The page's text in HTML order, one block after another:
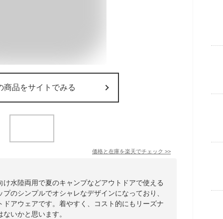
商品をサイトでみる
価格と在庫を楽天でチェック >>
水陸両用で夏のキャンプなどアウトドアで使える
のシンプルでオシャレなデザインになっており、
アウェアです。着やすく、コスト的にもリーズナ
いかと思います。